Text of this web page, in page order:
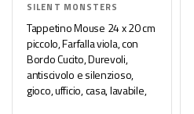
SILENT MONSTERS
Tappetino Mouse 24 x 20 cm
piccolo, Farfalla viola, con
Bordo Cucito, Durevoli,
antiscivolo e silenzioso,
gioco, ufficio, casa, lavabile,